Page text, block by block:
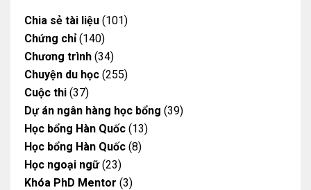
Chia sẻ tài liệu (101)
Chứng chỉ(140)
Chương trình (34)
Chuyện du học (255)
Cuộc thi (37)
Dự án ngân hàng học bổng (39)
Học bổng Hàn Quốc (13)
Học bổng Hàn Quốc (8)
Học ngoại ngữ(23)
Khóa PhD Mentor (3)